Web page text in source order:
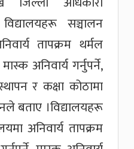
सञ्चालन
तापक्रम थर्मल
अनिवार्य गर्नुपर्ने,
र कक्षा कोठामा
बताए ।विद्यालयहरू
अनिवार्य तापक्रम